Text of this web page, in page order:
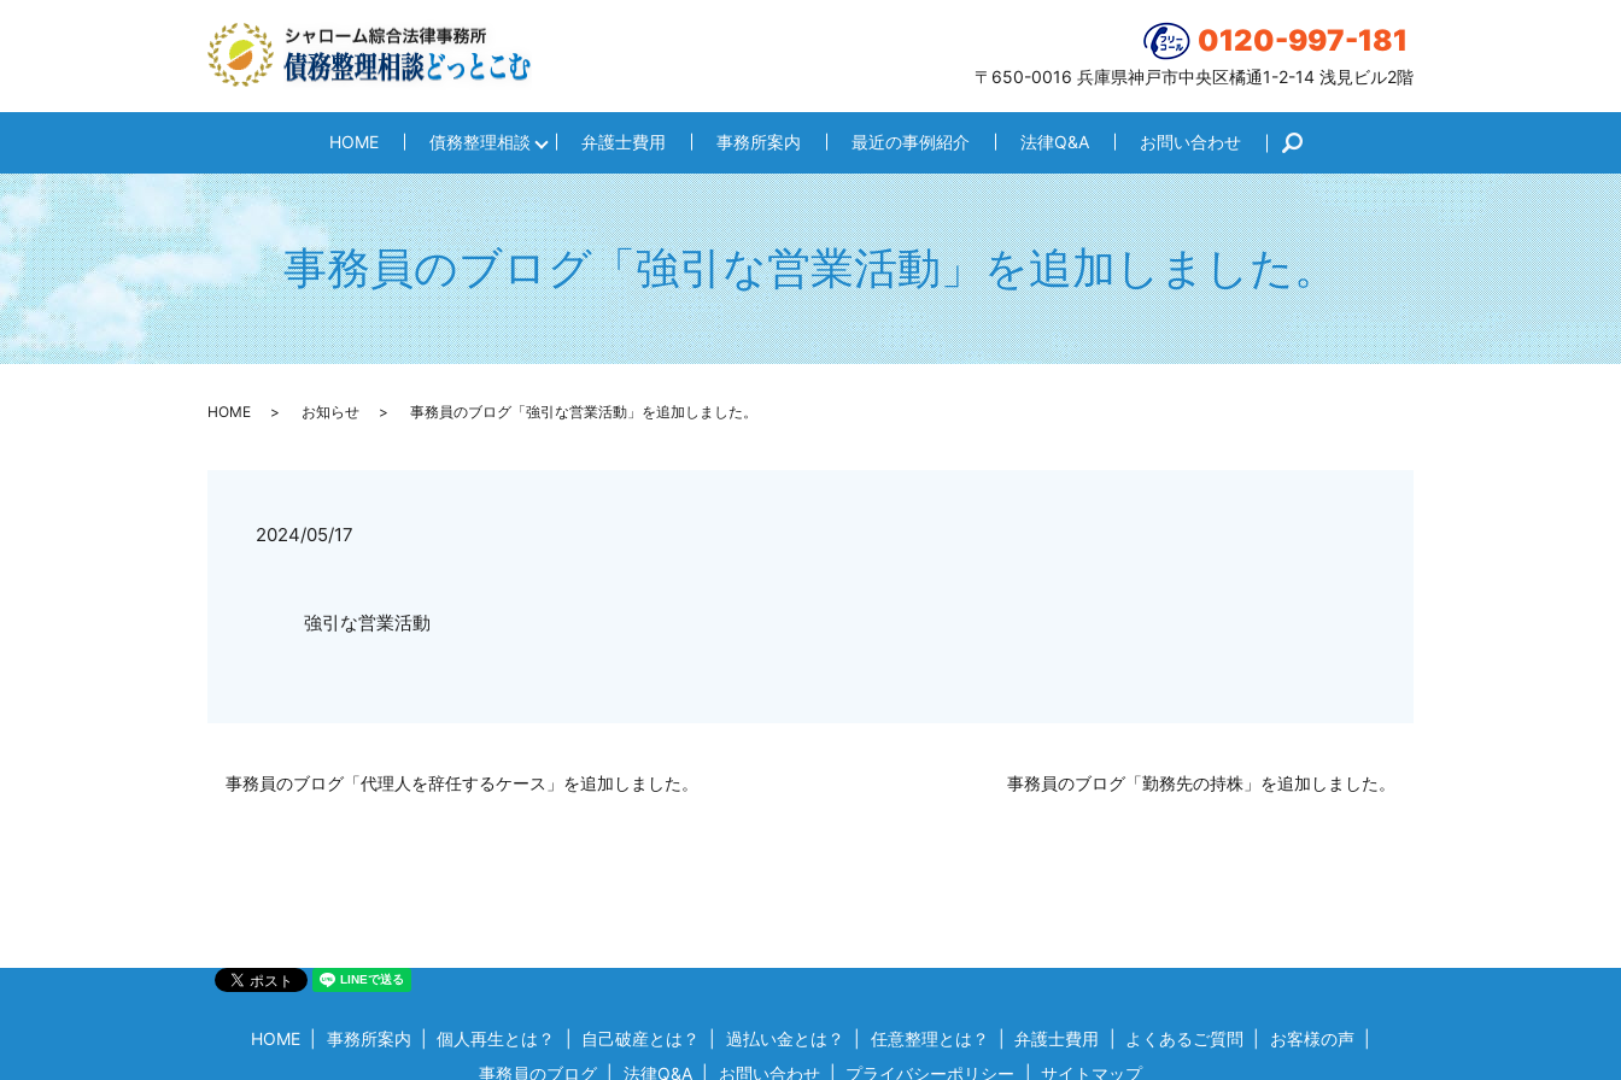
0120-997-181
〒650-0016 兵庫県神戸市中央区橘通1-2-14 浅見ビル2階
HOME 債務整理相談 弁護士費用 事務所案内 最近の事例紹介 法律Q&A お問い合わせ search
事務員のブログ「強引な営業活動」を追加しました。
HOME お知らせ 事務員のブログ「強引な営業活動」を追加しました。
2024/05/17
強引な営業活動
事務員のブログ「代理人を辞任するケース」を追加しました。 事務員のブログ「勤務先の持株」を追加しました。
HOME 事務所案内 個人再生とは？ 自己破産とは？ 過払い金とは？ 任意整理とは？ 弁護士費用 よくあるご質問
お客様の声
事務員のブログ
法律Q&A お問い合わせ プライバシーポリシー サイトマップ